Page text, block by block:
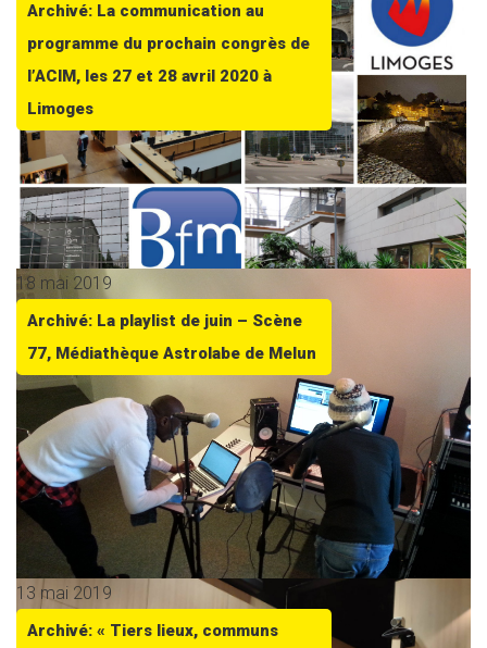
Archivé: La communication au
programme du prochain congrès de
l’ACIM, les 27 et 28 avril 2020 à
Limoges
18 mai 2019
Archivé: La playlist de juin – Scène
77, Médiathèque Astrolabe de Melun
13 mai 2019
Archivé: « Tiers lieux, communs